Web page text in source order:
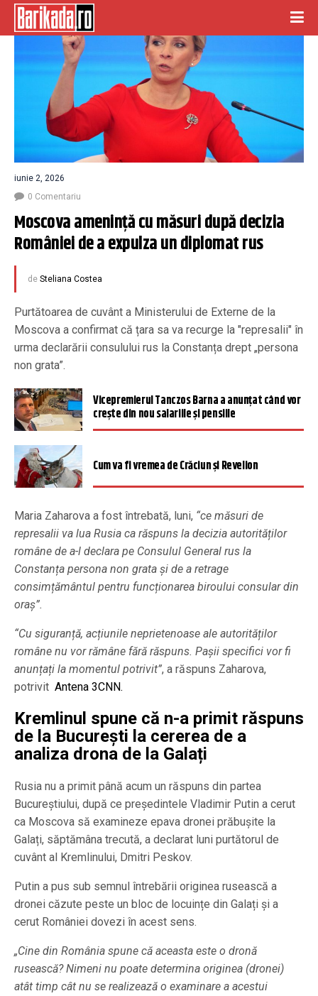
iunie 2, 2026
0 Comentariu
Moscova amenință cu măsuri după decizia
României de a expulza un diplomat rus
de Steliana Costea
Purtătoarea de cuvânt a Ministerului de Externe de la
Moscova a confirmat că țara sa va recurge la "represalii" în
urma declarării consulului rus la Constanța drept „persona
non grata”.
Vicepremierul Tanczos Barna a anunțat când vor
creşte din nou salariile și pensiile
Cum va fi vremea de Crăciun și Revelion
Maria Zaharova a fost întrebată, luni, “ce măsuri de
represalii va lua Rusia ca răspuns la decizia autorităților
române de a-l declara pe Consulul General rus la
Constanța persona non grata și de a retrage
consimțământul pentru funcționarea biroului consular din
oraș”.
“Cu siguranță, acțiunile neprietenoase ale autorităților
române nu vor rămâne fără răspuns. Pașii specifici vor fi
anunțați la momentul potrivit”, a răspuns Zaharova,
potrivit Antena 3CNN.
Kremlinul spune că n-a primit răspuns
de la București la cererea de a
analiza drona de la Galați
Rusia nu a primit până acum un răspuns din partea
Bucureștiului, după ce președintele Vladimir Putin a cerut
ca Moscova să examineze epava dronei prăbușite la
Galați, săptămâna trecută, a declarat luni purtătorul de
cuvânt al Kremlinului, Dmitri Peskov.
Putin a pus sub semnul întrebării originea rusească a
dronei căzute peste un bloc de locuințe din Galați și a
cerut României dovezi în acest sens.
„Cine din România spune că aceasta este o dronă
rusească? Nimeni nu poate determina originea (dronei)
atât timp cât nu se realizează o examinare a acestui